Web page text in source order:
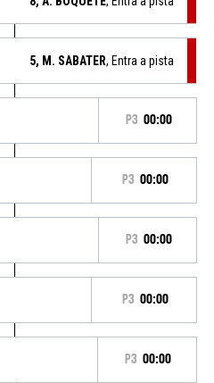
5, M. SABATER, Entra a pista
P3 00:00
P3 00:00
P3 00:00
P3 00:00
P3 00:00